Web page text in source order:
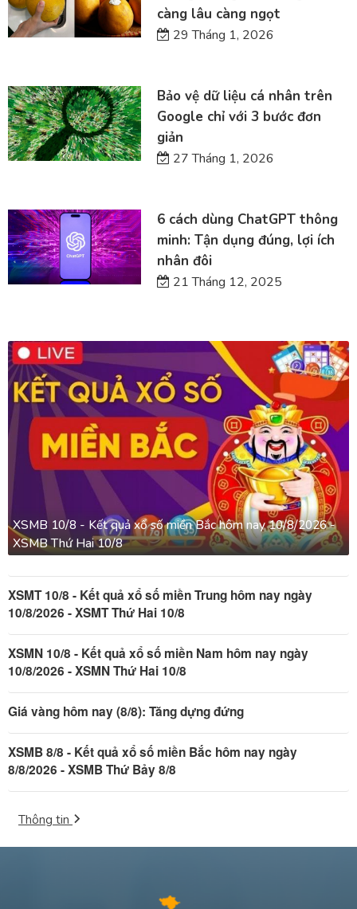
càng lâu càng ngọt
29 Tháng 1, 2026
Bảo vệ dữ liệu cá nhân trên
Google chỉ với 3 bước đơn
giản
27 Tháng 1, 2026
6 cách dùng ChatGPT thông
minh: Tận dụng đúng, lợi ích
nhân đôi
21 Tháng 12, 2025
XSMB 10/8 - Kết quả xổ số miền Bắc hôm nay 10/8/2026 -
XSMB Thứ Hai 10/8
XSMT 10/8 - Kết quả xổ số miền Trung hôm nay ngày
10/8/2026 - XSMT Thứ Hai 10/8
XSMN 10/8 - Kết quả xổ số miền Nam hôm nay ngày
10/8/2026 - XSMN Thứ Hai 10/8
Giá vàng hôm nay (8/8): Tăng dựng đứng
XSMB 8/8 - Kết quả xổ số miền Bắc hôm nay ngày
8/8/2026 - XSMB Thứ Bảy 8/8
Thông tin